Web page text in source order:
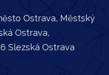
Ostrava, Městský
Ostrava,
Slezská Ostrava